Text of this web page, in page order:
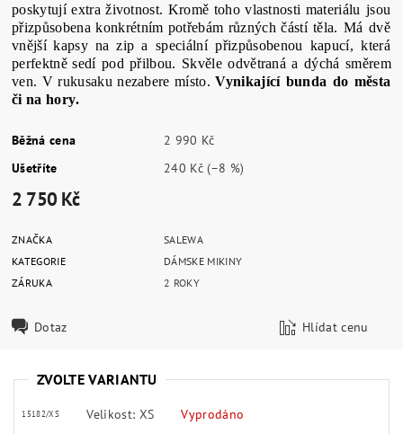
poskytují extra životnost. Kromě toho vlastnosti materiálu jsou
přizpůsobenakonkrétním potřebám různých částí těla. Má dvě
vnější kapsy na zip a speciální přizpůsobenou kapucí, která
perfektně sedí pod přilbou. Skvěle odvětraná a dýchá směrem
ven. V rukusaku nezabere místo. Vynikající bunda do města
či na hory.
Běžná cena
2 990 Kč
Ušetříte
240 Kč(–8 %)
2 750 Kč
ZNAČKA
SALEWA
KATEGORIE
DÁMSKE MIKINY
ZÁRUKA
2 ROKY
Dotaz Hlídat cenu
ZVOLTE VARIANTU
15182/XS Velikost: XS Vyprodáno